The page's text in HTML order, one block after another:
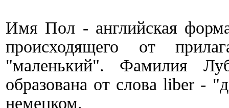
Имя Пол - английская
происходящего от
"маленький".
Фамилия
образована от словаliber -
немецком.